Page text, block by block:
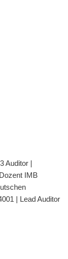
Auditor |
IMB
| Lead Auditor